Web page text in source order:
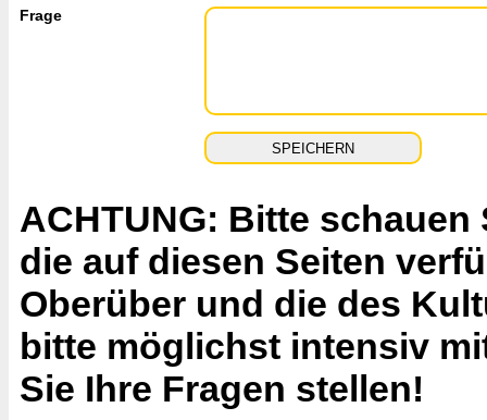
Frage
ACHTUNG: Bitte
die auf diesen Seiten
Oberüber und die des
bitte möglichst intensiv
Sie Ihre Fragen stellen!